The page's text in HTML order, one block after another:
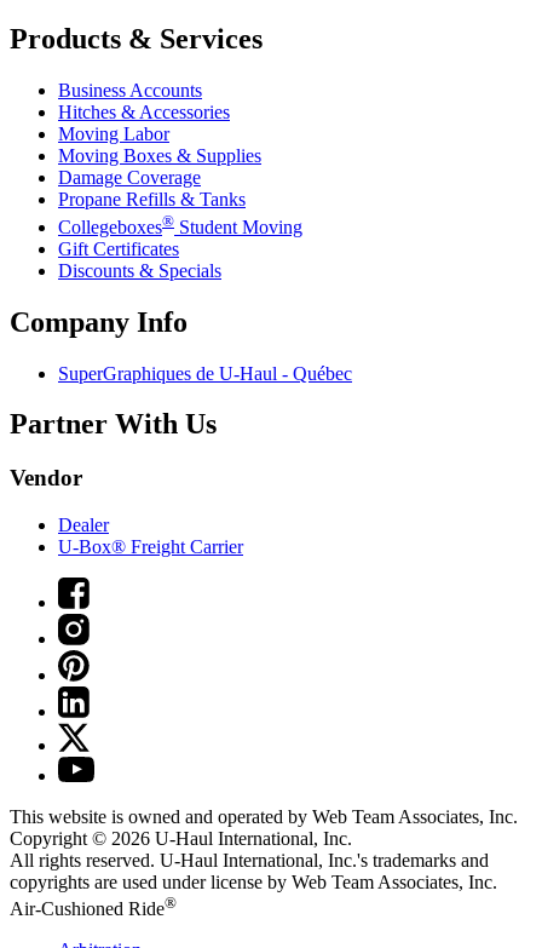
Products & Services
Business Accounts
Hitches & Accessories
Moving Labor
Moving Boxes & Supplies
Damage Coverage
Propane Refills & Tanks
Collegeboxes® Student Moving
Gift Certificates
Discounts & Specials
Company Info
SuperGraphiques de U-Haul - Québec
Partner With Us
Vendor
Dealer
U-Box® Freight Carrier
This website is owned and operated by Web Team Associates, Inc.
Copyright © 2026 U-Haul International, Inc.
All rights reserved. U-Haul International, Inc.'s trademarks and
copyrights are used under license by Web Team Associates, Inc.
Air-Cushioned Ride®